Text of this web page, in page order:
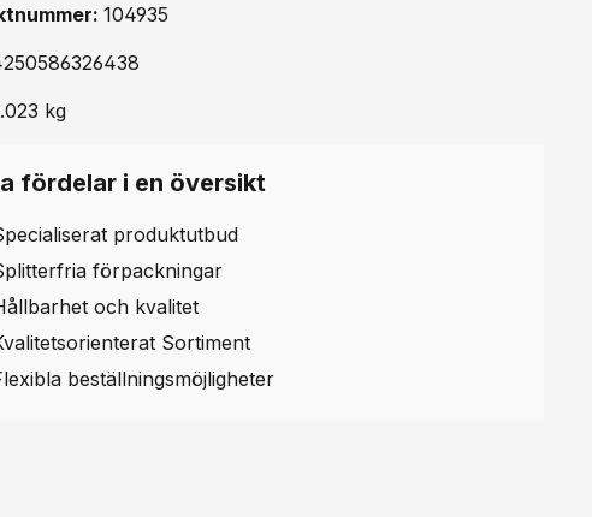
104935
kg
fördelar i en översikt
produktutbud
förpackningar
och kvalitet
Sortiment
beställningsmöjligheter